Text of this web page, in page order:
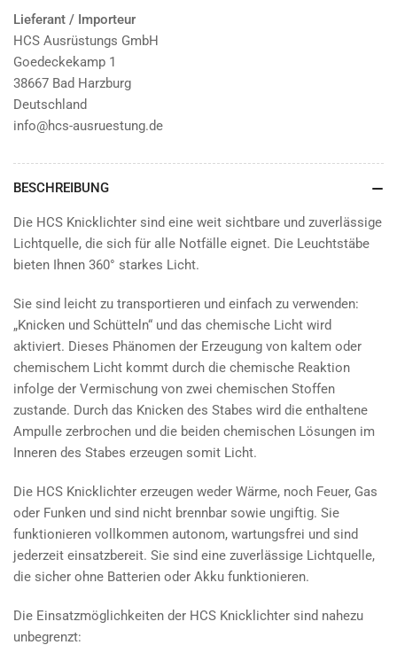
Lieferant / Importeur
HCS Ausrüstungs GmbH
Goedeckekamp 1
38667 Bad Harzburg
Deutschland
info@hcs-ausruestung.de
BESCHREIBUNG
Die HCS Knicklichter sind eine weit sichtbare und zuverlässige
Lichtquelle, die sich für alle Notfälle eignet. Die Leuchtstäbe
bieten Ihnen 360° starkes Licht.
Sie sind leicht zu transportieren und einfach zu verwenden:
„Knicken und Schütteln“ und das chemische Licht wird
aktiviert. Dieses Phänomen der Erzeugung von kaltem oder
chemischem Licht kommt durch die chemische Reaktion
infolge der Vermischung von zwei chemischen Stoffen
zustande. Durch das Knicken des Stabes wird die enthaltene
Ampulle zerbrochen und die beiden chemischen Lösungen im
Inneren des Stabes erzeugen somit Licht.
Die HCS Knicklichter erzeugen weder Wärme, noch Feuer, Gas
oder Funken und sind nicht brennbar sowie ungiftig. Sie
funktionieren vollkommen autonom, wartungsfrei und sind
jederzeit einsatzbereit. Sie sind eine zuverlässige Lichtquelle,
die sicher ohne Batterien oder Akku funktionieren.
Die Einsatzmöglichkeiten der HCS Knicklichter sind nahezu
unbegrenzt: